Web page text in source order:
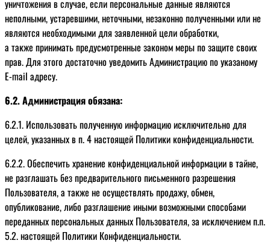
Скоростные ворота для фабрик
Скоростные ворота для паркинга
Скоростные ворота для предприятий
Скоростные ворота для промышленных зданий
Скоростные ворота для юридических лиц
уничтожения в случае, если персональные данные являются
неполными, устаревшими, неточными, незаконно полученными или не
являются необходимыми для заявленной цели обработки,
а также принимать предусмотренные законом меры по защите своих
прав. Для этого достаточно уведомить Администрацию по указаному
E-mail адресу.
6.2. Администрация обязана:
6.2.1. Использовать полученную информацию исключительно для
целей, указанных в п. 4 настоящей Политики конфиденциальности.
6.2.2. Обеспечить хранение конфиденциальной информации в тайне,
не разглашать без предварительного письменного разрешения
Пользователя, а также не осуществлять продажу, обмен,
опубликование, либо разглашение иными возможными способами
переданных персональных данных Пользователя, за исключением п.п.
5.2. настоящей Политики Конфиденциальности.